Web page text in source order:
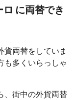
に両替でき
貨両替をしていま
も多くいらっしゃ
、街中の外貨両替